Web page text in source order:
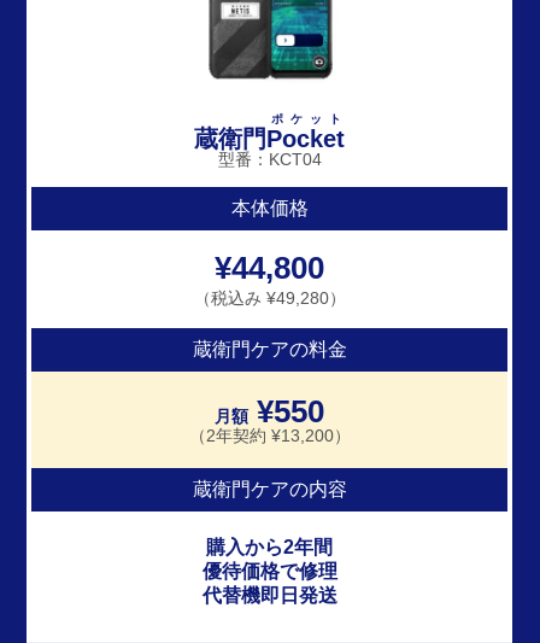
蔵衛門Pocket
ポケット
型番：KCT04
本体価格
¥44,800
（税込み ¥49,280）
蔵衛門ケアの料金
月額¥550
（2年契約 ¥13,200）
蔵衛門ケアの内容
購入から2年間
優待価格で修理
代替機即日発送